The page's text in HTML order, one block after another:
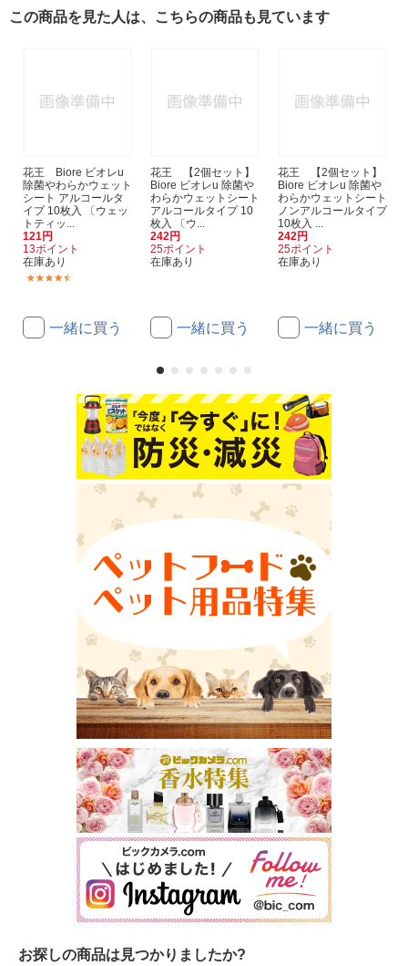
この商品を見た人は、こちらの商品も見ています
花王 Biore ビオレu
除菌やわらかウェット
シート アルコールタ
イプ 10枚入 〔ウェッ
トティッ...
121円
13ポイント
在庫あり
一緒に買う
花王 【2個セット】
Biore ビオレu 除菌や
わらかウェットシート
アルコールタイプ 10
枚入 〔ウ...
242円
25ポイント
在庫あり
一緒に買う
花王 【2個セット】
Biore ビオレu 除菌や
わらかウェットシート
ノンアルコールタイプ
10枚入 ...
242円
25ポイント
在庫あり
一緒に買う
お探しの商品は見つかりましたか?